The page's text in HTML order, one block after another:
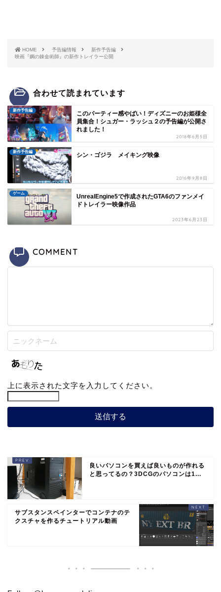
HOME 予告編情報
新作予告編
映画『鋼の錬金術師』の新作トレイラー公開
合わせて読まれています
新作予告編
このパーティー感やばい！ディズニーのお姫様全
員集合！シュガー・ラッシュ２の予告編が公開さ
れました！
2018年6月5日
新作予告編 シン・ゴジラ メイキング映像
2016年9月8日
ゲーム
UnrealEngine5で作成されたGTA6のファンメイ
ドトレイラー映像作品
2023年6月23日
COMMENT
上に表示された文字を入力してください。
良いパソコンを買えば良いものが作れる
と思ってるの？3DCGのパソコンは1...
サブスタンスペインターでコンテナのテ
クスチャを作るチュートリアル動画